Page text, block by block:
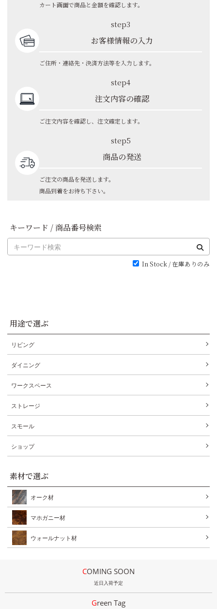
カート画面で商品と金額を確認します。
step3
お客様情報の入力
ご住所・連絡先・決済方法等を入力します。
step4
注文内容の確認
ご注文内容を確認し、注文確定します。
step5
商品の発送
ご注文の商品を発送します。
商品到着をお待ち下さい。
キーワード / 商品番号検索
In Stock / 在庫ありのみ
用途で選ぶ
リビング
ダイニング
ワークスペース
ストレージ
スモール
ショップ
素材で選ぶ
オーク材
マホガニー材
ウォールナット材
COMING SOON
近日入荷予定
Green Tag